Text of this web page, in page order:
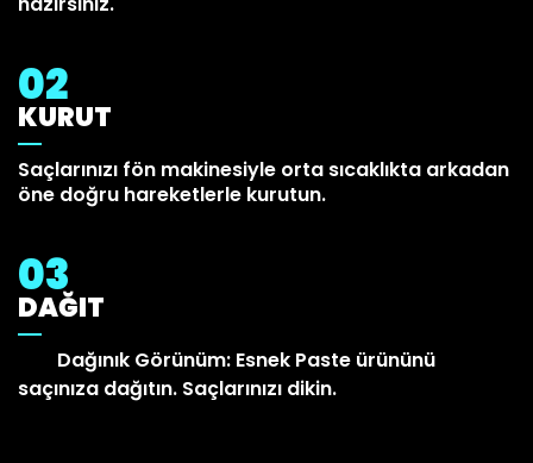
KURUT
02
Saçlarınızı fön makinesiyle orta sıcaklıkta arkadan
öne doğru hareketlerle kurutun.
DAĞIT
03
Dağınık Görünüm: Esnek Paste ürününü
saçınıza dağıtın. Saçlarınızı dikin.